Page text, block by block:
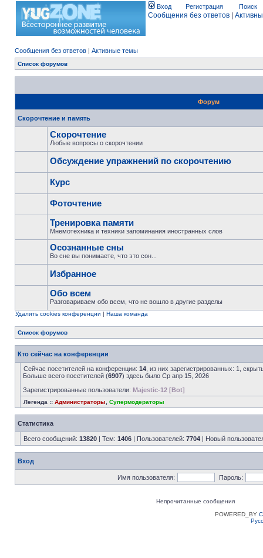
Вход Регистрация Поиск
Сообщения без ответов
Сообщения без ответов | Активные темы
Список форумов
Форум
Скорочтение и память
Скорочтение
Любые вопросы о скорочтении
Обсуждение упражнений по скорочтению
Курс
Фоточтение
Тренировка памяти
Мнемотехника и техники запоминания иностранных слов
Осознанные сны
Во сне вы понимаете, что это сон...
Избранное
Обо всем
Разговариваем обо всем, что не вошло в другие разделы
Удалить cookies конференции | Наша команда
Список форумов
Кто сейчас на конференции
Сейчас посетителей на конференции: 14 , из них зарегистрированных: 1,
Больше всего посетителей (6907) здесь было Ср апр 15, 2026
Зарегистрированные пользователи: Majestic-12 [Bot]
Легенда :: Администраторы Супермодераторы
Статистика
Всего сообщений: 13820 | Тем: 1406 | Пользователей: 7704 | Новый
Вход
Имя пользователя: Пароль:
Непрочитанные сообщения
POWERED_BY